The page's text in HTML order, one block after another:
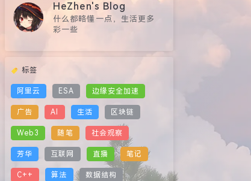
HeZhen's Blog
什么都略懂一点，生活更多
彩一些
标签
阿里云 ESA 边缘安全加速
广告 AI 生活 区块链
Web3 随笔 社会观察
芳华 互联网 直播 笔记
C++ 算法 数据结构